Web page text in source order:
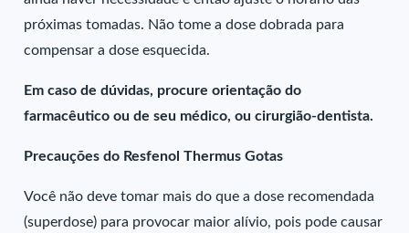
próximas tomadas. Não tome a dose dobrada para
compensar a dose esquecida.
Em caso de dúvidas, procure orientação do
farmacêutico ou de seu médico, ou cirurgião-dentista.
Precauções do Resfenol Thermus Gotas
Você não deve tomar mais do que a dose recomendada
(superdose) para provocar maior alívio, pois pode causar